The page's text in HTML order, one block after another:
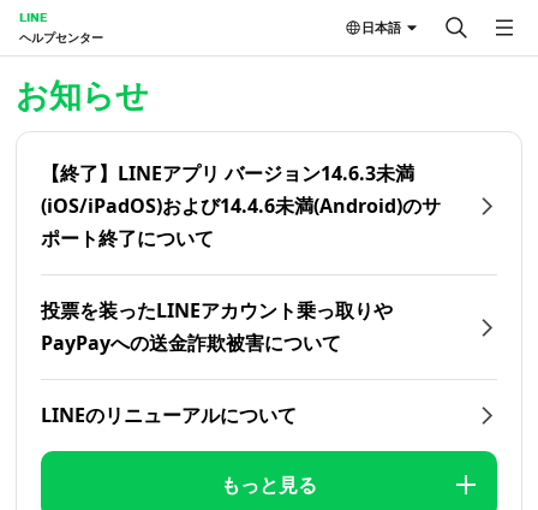
LINE
ヘルプセンター
日本語
お知らせ
【終了】LINEアプリ バージョン14.6.3未満
(iOS/iPadOS)および14.4.6未満(Android)のサ
ポート終了について
投票を装ったLINEアカウント乗っ取りや
PayPayへの送金詐欺被害について
LINEのリニューアルについて
もっと見る